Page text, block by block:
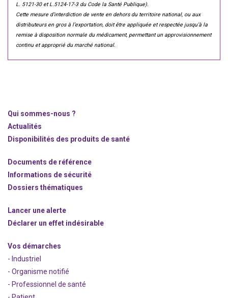
L. 5121-30 et L.5124-17-3 du Code la Santé Publique).
Cette mesure d’interdiction de vente en dehors du territoire national, ou aux
distributeurs en gros à l’exportation, doit être appliquée et respectée jusqu’à la
remise à disposition normale du médicament, permettant un approvisionnement
continu et approprié du marché national.
Qui sommes-nous ?
Actualités
Disponibilités des produits de santé
Documents de référence
Informations de sécurité
Dossiers thématiques
Lancer une alerte
Déclarer un effet indésirable
Vos démarches
- Industriel
- Organisme notifié
- Professionnel de santé